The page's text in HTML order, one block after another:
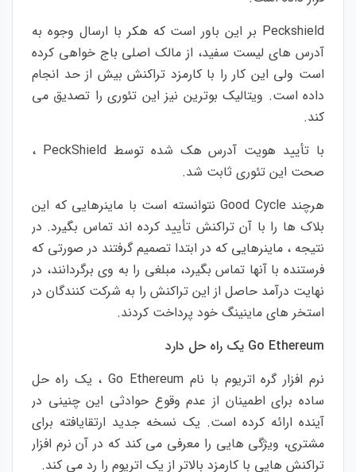
Peckshield بر این باور است كه هكر با ارسال وجوه به
آدرس های لیست سفید، از مالک اصلی باج خواهی کرده
است ولی این کار را با کارمزد تراکنش بیش از حد انجام
داده است. ویتالیک بوترین نیز این تئوری را تصدیق می
کند.
با تأیید هویت آدرس هک شده توسط PeckShield ،
صحت این تئوری ثابت شد.
هرچند Good Cycle نتوانسته است با ماینرهایی که این
بلاک ها را با آن تراکنش تأیید کرده اند تماس بگیرد. در
نتیجه ، ماینرهایی که در ابتدا تصمیم گرفتند در صورتی که
فرستنده با آنها تماس بگیرد، مبلغی را به وی برگردانند، در
نهایت درآمد حاصل از این تراکنش را به شرکت کنندگان در
استخر های ماینینگ خود پرداخت کردند.
Go Ethereum یک راه حل دارد
نرم افزار گره اتریوم با نام Go Ethereum ، یک راه حل
ساده برای اطمینان از عدم وقوع حوادثی این چنینی در
آینده ارائه کرده است. یک نسخه جدید ارتقایافته برای
مشتری، ویژگی هایی را معرفی می کند که در آن نرم افزار
تراکنش هایی با کارمزد بالاتر از یک اتریوم را رد می کند.